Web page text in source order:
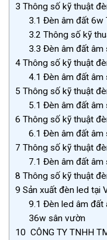
3 Thông số kỹ thuật
3.1 Đèn âm đất 6w
3.2 Thông số kỹ
3.3 Đèn âm đất âm
4 Thông số kỹ thuật
4.1 Đèn âm đất âm
5 Thông số kỹ thuật
5.1 Đèn âm đất âm
6 Thông số kỹ thuật
6.1 Đèn âm đất âm
7 Thông số kỹ thuật
7.1 Đèn âm đất âm
8 Thông số kỹ thuật
9 Sản xuất đèn led tại
9.1 Đèn led âm
36w sân vườn
10 CÔNG TY TNHH